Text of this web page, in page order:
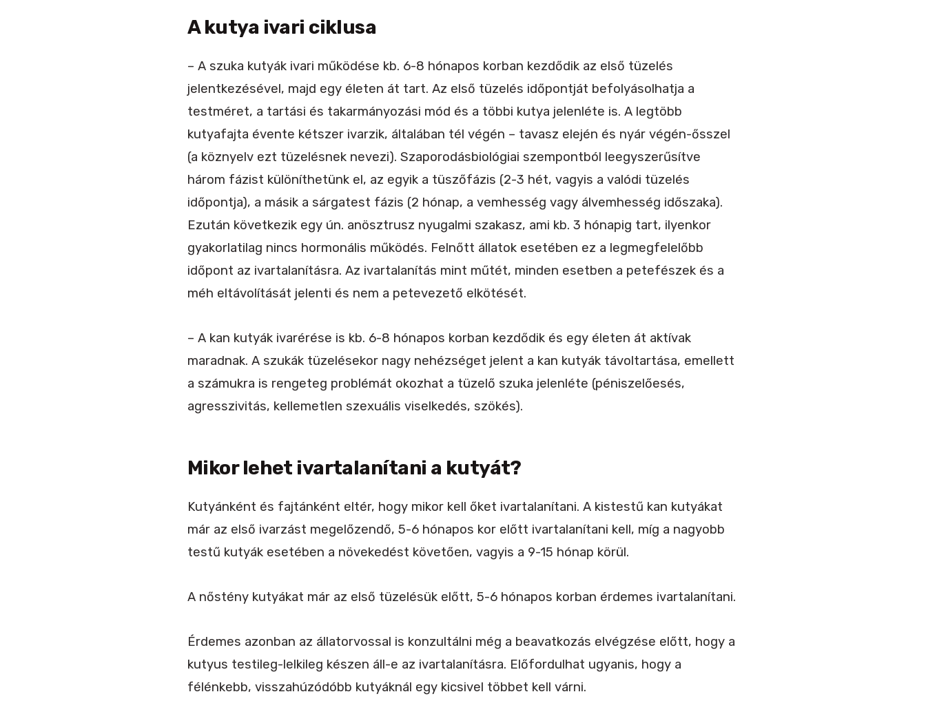
A kutya ivari ciklusa
– A szuka kutyák ivari működése kb. 6-8 hónapos korban kezdődik az első tüzelés
jelentkezésével, majd egy életen át tart. Az első tüzelés időpontját befolyásolhatja a
testméret, a tartási és takarmányozási mód és a többi kutya jelenléte is. A legtöbb
kutyafajta évente kétszer ivarzik, általában tél végén – tavasz elején és nyár végén-ősszel
(a köznyelv ezt tüzelésnek nevezi). Szaporodásbiológiai szempontból leegyszerűsítve
három fázist különíthetünk el, az egyik a tüszőfázis (2-3 hét, vagyis a valódi tüzelés
időpontja), a másik a sárgatest fázis (2 hónap, a vemhesség vagy álvemhesség időszaka).
Ezután következik egy ún. anösztrusz nyugalmi szakasz, ami kb. 3 hónapig tart, ilyenkor
gyakorlatilag nincs hormonális működés. Felnőtt állatok esetében ez a legmegfelelőbb
időpont az ivartalanításra. Az ivartalanítás mint műtét, minden esetben a petefészek és a
méh eltávolítását jelenti és nem a petevezető elkötését.
– A kan kutyák ivarérése is kb. 6-8 hónapos korban kezdődik és egy életen át aktívak
maradnak. A szukák tüzelésekor nagy nehézséget jelent a kan kutyák távoltartása, emellett
a számukra is rengeteg problémát okozhat a tüzelő szuka jelenléte (péniszelőesés,
agresszivitás, kellemetlen szexuális viselkedés, szökés).
Mikor lehet ivartalanítani a kutyát?
Kutyánként és fajtánként eltér, hogy mikor kell őket ivartalanítani. A kistestű kan kutyákat
már az első ivarzást megelőzendő, 5-6 hónapos kor előtt ivartalanítani kell, míg a nagyobb
testű kutyák esetében a növekedést követően, vagyis a 9-15 hónap körül.
A nőstény kutyákat már az első tüzelésük előtt, 5-6 hónapos korban érdemes ivartalanítani.
Érdemes azonban az állatorvossal is konzultálni még a beavatkozás elvégzése előtt, hogy a
kutyus testileg-lelkileg készen áll-e az ivartalanításra. Előfordulhat ugyanis, hogy a
félénkebb, visszahúzódóbb kutyáknál egy kicsivel többet kell várni.